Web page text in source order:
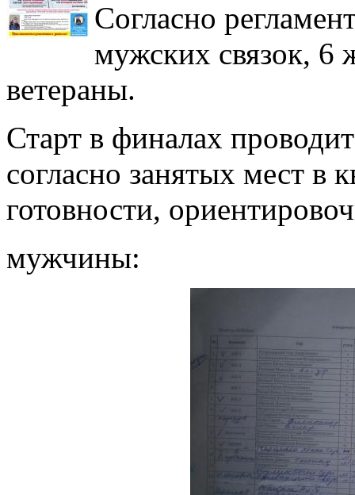
Согласно
мужских связок, 6
ветераны.
Старт в финалах
согласно занятых мест в
готовности,
мужчины: